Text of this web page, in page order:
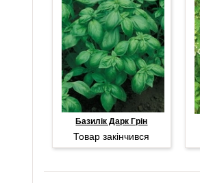
Базилік Дарк Грін
Товар закінчився